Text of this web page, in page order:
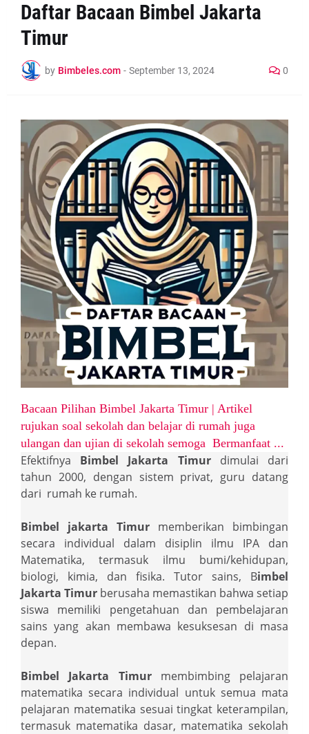
Daftar Bacaan Bimbel Jakarta
Timur
by Bimbeles.com - September 13, 2024 0
Bacaan Pilihan Bimbel Jakarta Timur | Artikel
rujukan soal sekolah dan belajar di rumah juga
ulangan dan ujian di sekolah semoga Bermanfaat ...
Efektifnya Bimbel Jakarta Timurdimulai dari
tahun 2000, dengan sistem privat, guru datang
dari rumah ke rumah.
Bimbel jakarta Timur memberikan bimbingan
secara individual dalam disiplin ilmu IPA dan
Matematika, termasuk ilmu bumi/kehidupan,
biologi, kimia, dan fisika. Tutor sains, Bimbel
Jakarta Timur berusaha memastikan bahwa setiap
siswa memiliki pengetahuan dan pembelajaran
sains yang akan membawa kesuksesan di masa
depan.
Bimbel Jakarta Timur membimbing pelajaran
matematika secara individual untuk semua mata
pelajaran matematika sesuai tingkat keterampilan,
termasuk matematika dasar, matematika sekolah